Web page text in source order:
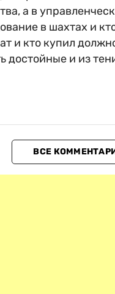
а в
в шахтах и
и кто купил
достойные и из
ВСЕ